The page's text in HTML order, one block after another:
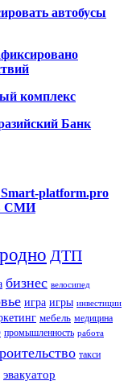
автобусы
комплекс
Банк
platform.pro
в СМИ
ДТП
бизнес велосипед
игра игры инвестиции
мебель медицина
промышленность работа
такси
эвакуатор